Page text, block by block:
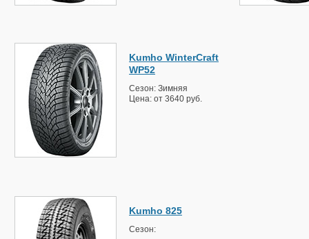
Kumho WinterCraft
WP52
Сезон: Зимняя
Цена: от 3640 руб.
Kumho 825
Сезон: